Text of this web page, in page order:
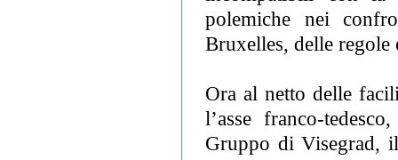
polemiche nei
Bruxelles, delle
Ora al netto delle
l’asse franco-
Gruppo di Visegrad,